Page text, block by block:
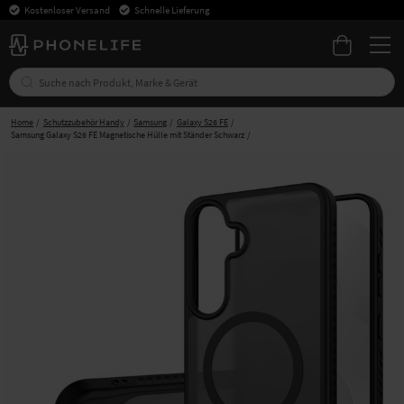
Kostenloser Versand Schnelle Lieferung
Home Schutzzubehör Handy Samsung
Galaxy S26 FE
Samsung Galaxy S26 FE Magnetische Hülle mit Ständer Schwarz